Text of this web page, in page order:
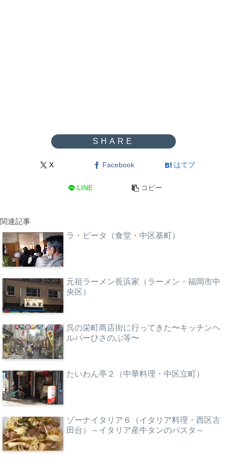
X Facebook はてブ
LINE コピー
関連記事
ラ・ビータ（食堂・中区基町）
元祖ラーメン長浜家（ラーメン・福岡市中
央区）
呉の栄町商店街に行ってきた〜キッチンヘ
ルパーひさのぶ等〜
たいわん亭２（中華料理・中区立町）
ゾーナイタリア６（イタリア料理・西区古
田台）～イタリア産牛タンのパスタ～